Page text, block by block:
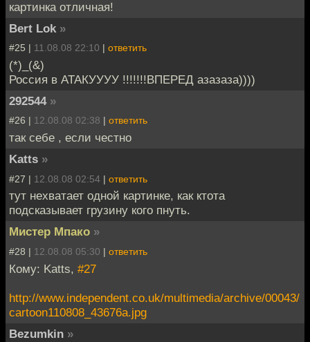
картинка отличная!
Bert Lok »
#25 | 11.08.08 22:10 | ответить
(*)_(&)
Россия в АТАКУУУУ !!!!!!!ВПЕРЕД азазаза))))
292544 »
#26 | 12.08.08 02:38 | ответить
так себе , если честно
Katts »
#27 | 12.08.08 02:54 | ответить
тут нехватает одной картинке, как ктота
подсказывает грузину кого пнуть.
Мистер Мпако »
#28 | 12.08.08 05:30 | ответить
Кому: Katts, #27
http://www.independent.co.uk/multimedia/archive/00043/
cartoon110808_43676a.jpg
Bezumkin »